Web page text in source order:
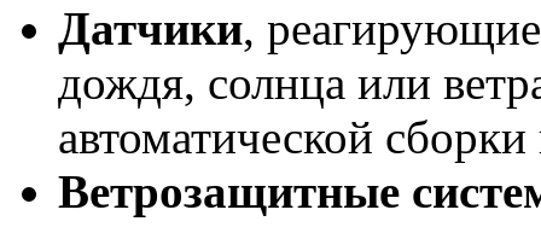
Датчики,
дождя, солнца или
автоматической
Ветрозащитные